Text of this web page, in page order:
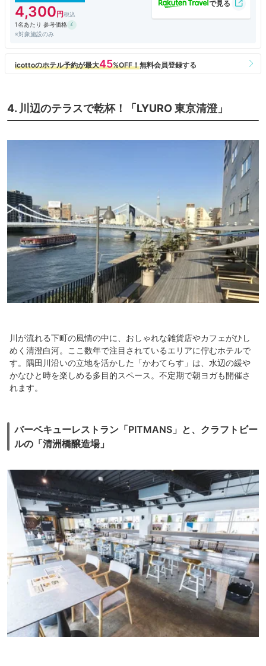
4,300
1名あたり 参考価格
※対象施設のみ
4. 川辺のテラスで乾杯！「LYURO 東京清澄」
川が流れる下町の風情の中に、おしゃれな雑貨店やカフェがひし
めく清澄白河。ここ数年で注目されているエリアに佇むホテルで
す。隅田川沿いの立地を活かした「かわてらす」は、水辺の緩や
かなひと時を楽しめる多目的スペース。不定期で朝ヨガも開催さ
れます。
バーベキューレストラン「PITMANS」と、クラフトビー
ルの「清洲橋醸造場」